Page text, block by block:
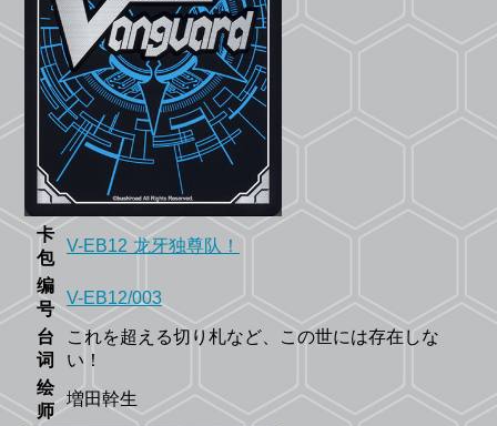
卡
包
V-EB12 龙牙独尊队！
编
号
V-EB12/003
台
词
これを超える切り札など、この世には存在しな
い！
绘
师
増田幹生